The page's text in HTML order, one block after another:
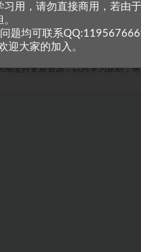
小甘牛人资源网
坚持更新资源，以共享为原则，
习用，请勿直接商用，若由
题均可联系
迎大家的加入。